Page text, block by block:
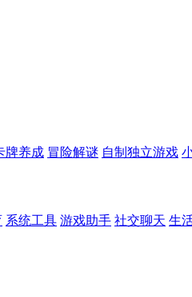
牌养成 冒险解谜 自制独立游戏
系统工具 游戏助手 社交聊天 生